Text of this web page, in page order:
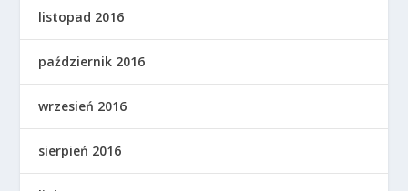
listopad 2016
październik 2016
wrzesień 2016
sierpień 2016